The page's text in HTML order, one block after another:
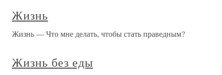
Жизнь
Жизнь — Что мне делать, чтобы стать праведным?
Жизнь без еды